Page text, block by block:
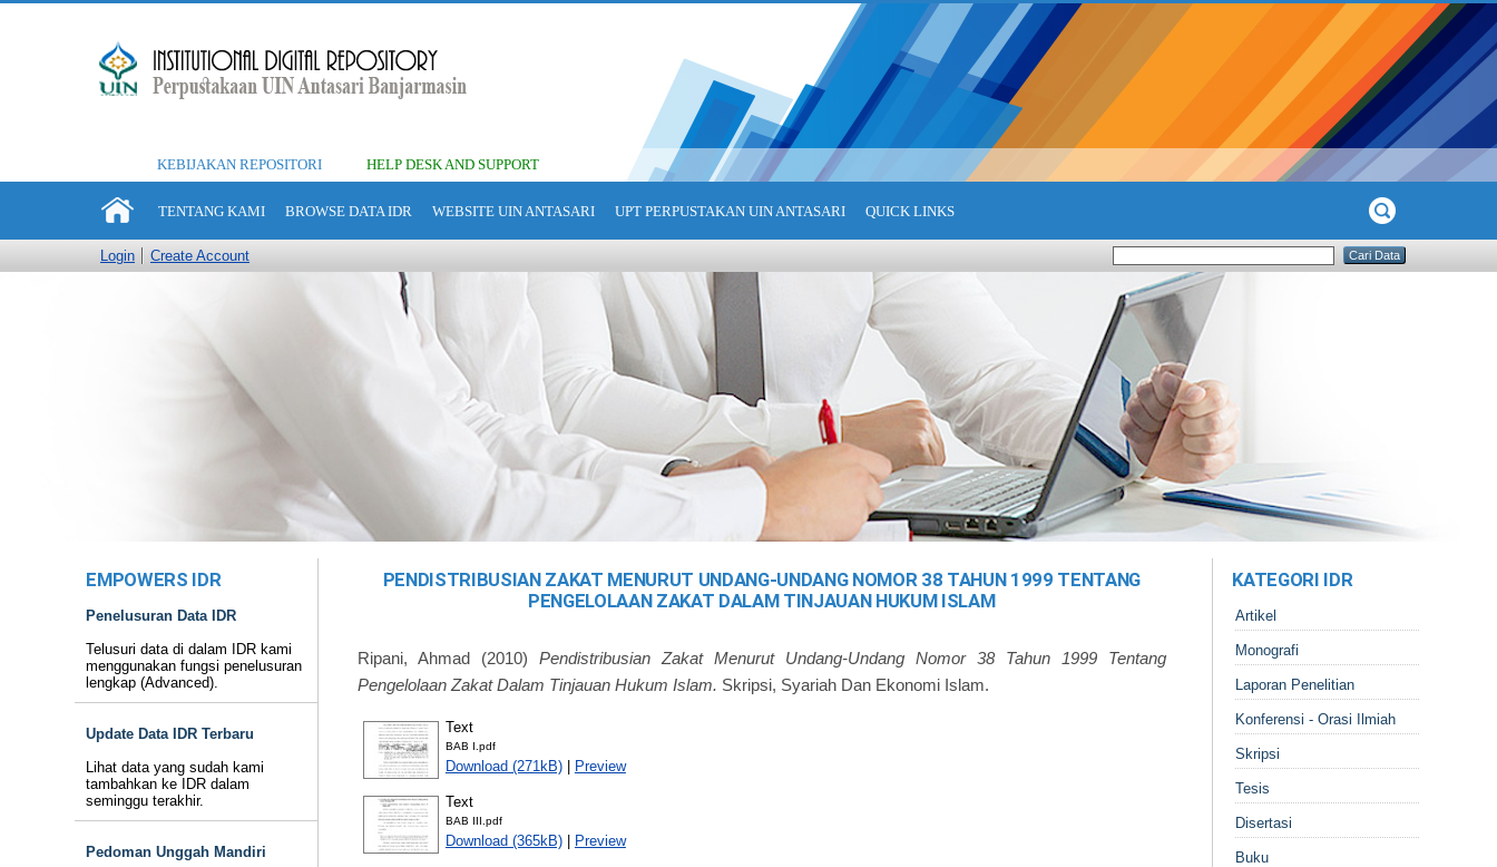
KEBIJAKAN REPOSITORI HELP DESK AND SUPPORT
TENTANG KAMI BROWSE DATA IDR WEBSITE UIN ANTASARI UPT PERPUSTAKAN UIN ANTASARI QUICK LINKS
Login Create Account
EMPOWERS IDR
Penelusuran Data IDR
Telusuri data di dalam IDR kami
menggunakan fungsi penelusuran
lengkap (Advanced).
Update Data IDR Terbaru
Lihat data yang sudah kami
tambahkan ke IDR dalam
seminggu terakhir.
Pedoman Unggah Mandiri
PENDISTRIBUSIAN ZAKAT MENURUT UNDANG-UNDANG NOMOR 38 TAHUN 1999 TENTANG
PENGELOLAAN ZAKAT DALAM TINJAUAN HUKUM ISLAM
Ripani, Ahmad(2010) Pendistribusian Zakat Menurut Undang-Undang Nomor 38 Tahun 1999 Tentang
Pengelolaan Zakat Dalam Tinjauan Hukum Islam. Skripsi, Syariah Dan Ekonomi Islam.
Text
BAB I.pdf
Download (271kB)| Preview
Text
BAB III.pdf
Download (365kB)| Preview
KATEGORI IDR
Artikel
Monografi
Laporan Penelitian
Konferensi - Orasi Ilmiah
Skripsi
Tesis
Disertasi
Buku